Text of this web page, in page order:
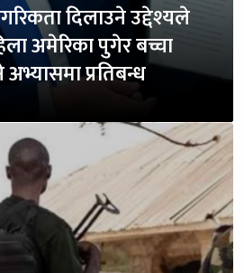
दिलाउने उद्देश्यले
अमेरिका पुगेर बच्चा
प्रतिबन्ध